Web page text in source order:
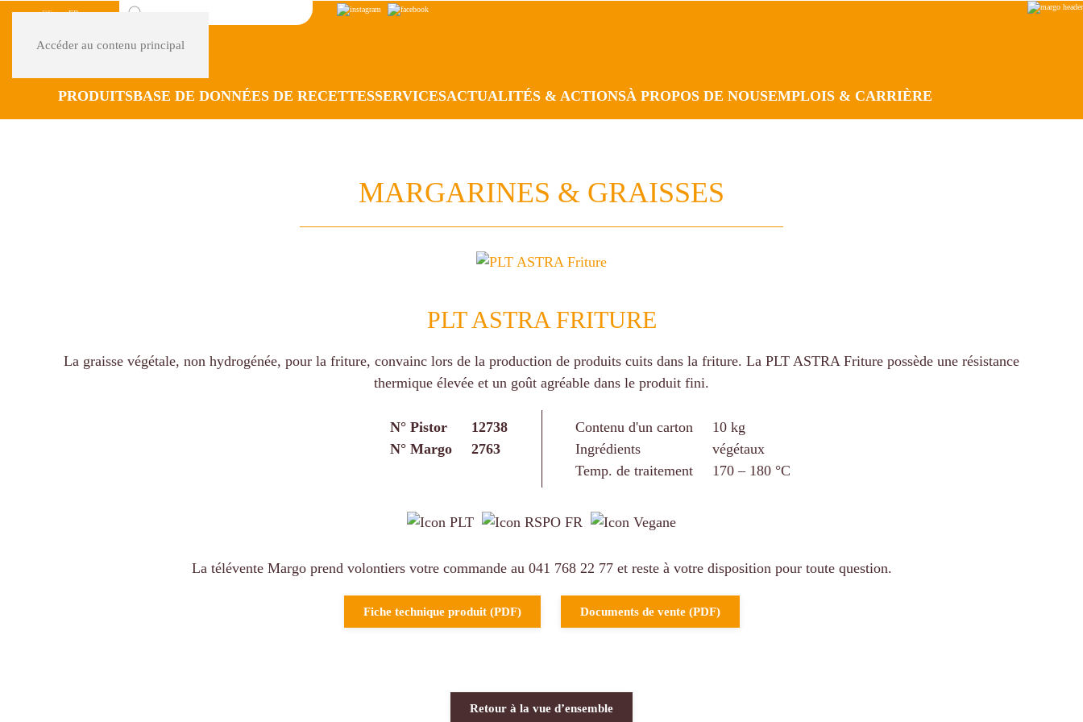
Accéder au contenu principal
DE FR
PRODUITSBASE DE DONNÉES DE RECETTESSERVICESACTUALITÉS & ACTIONSÀ PROPOS DE NOUSEMPLOIS & CARRIÈRE
MARGARINES & GRAISSES
PLT ASTRA FRITURE
La graisse végétale, non hydrogénée, pour la friture, convainc lors de la production de produits cuits dans la friture. La PLT ASTRA Friture possède une résistance
thermique élevée et un goût agréable dans le produit fini.
N° Pistor
12738
N° Margo
2763
Contenu d'un carton
10 kg
Ingrédients
végétaux
Temp. de traitement
170 – 180 °C
La télévente Margo prend volontiers votre commande au 041 768 22 77 et reste à votre disposition pour toute question.
Fiche technique produit (PDF) Documents de vente (PDF)
Retour à la vue d’ensemble